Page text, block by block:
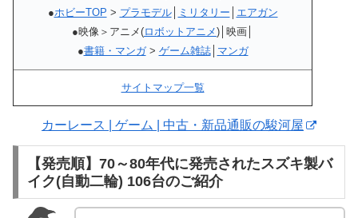
●ホビーTOP > プラモデル│ ミリタリー
エアガン
●映像＞アニメ(ロボットアニメ)│映画│
●書籍・マンガ> ゲーム雑誌│ マンガ
サイトマップ一覧
カーレース | ゲーム | 中古・新品通販の駿河屋
【発売順】70～80年代に発売されたスズキ製バ
イク(自動二輪) 106台のご紹介